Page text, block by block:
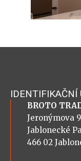
IDENTIFIKAČNÍ
BROTO
Jeronýmova
Jablonecké
466 02